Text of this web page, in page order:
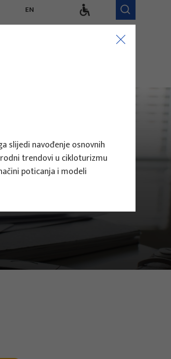
EN
Istraživački tim
slijedi navođenje osnovnih
trendovi u cikloturizmu
poticanja i modeli